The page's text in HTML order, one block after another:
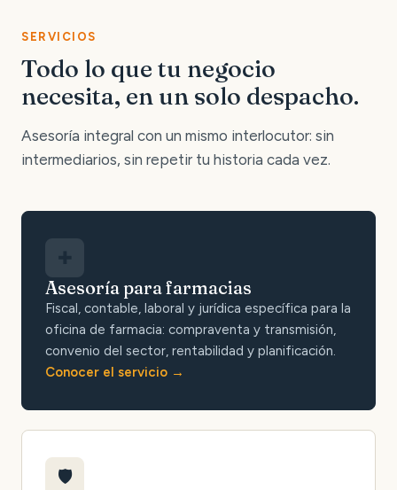
SERVICIOS
Todo lo que tu negocio
necesita, en un solo despacho.
Asesoría integral con un mismo interlocutor: sin
intermediarios, sin repetir tu historia cada vez.
Asesoría para farmacias
Fiscal, contable, laboral y jurídica específica para la
oficina de farmacia: compraventa y transmisión,
convenio del sector, rentabilidad y planificación.
Conocer el servicio
🛡️